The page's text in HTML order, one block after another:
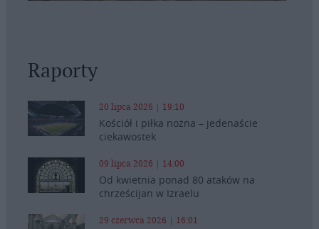
Raporty
20 lipca 2026 | 19:10
Kościół i piłka nożna – jedenaście
ciekawostek
09 lipca 2026 | 14:00
Od kwietnia ponad 80 ataków na
chrześcijan w Izraelu
29 czerwca 2026 | 16:01